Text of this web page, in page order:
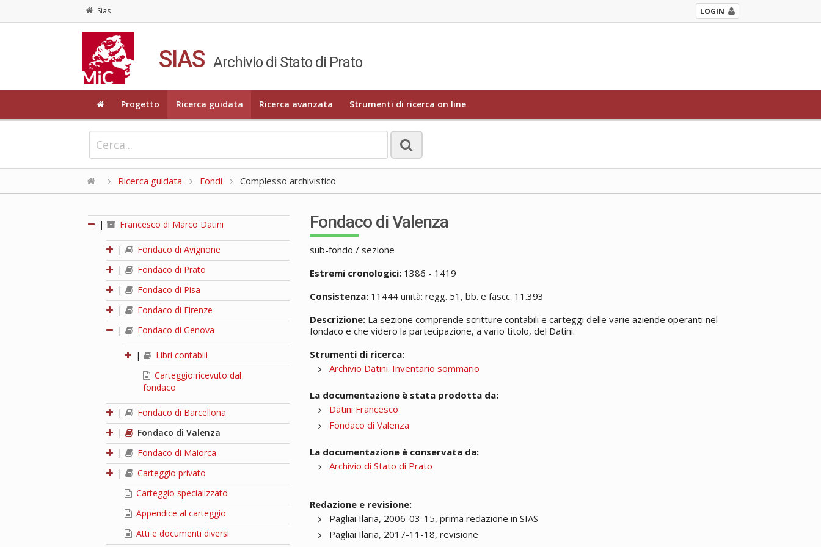
Sias LOGIN
SIAS Archivio di Stato di Prato
Progetto Ricerca guidata Ricerca avanzata Strumenti di ricerca on line
Ricerca guidata Fondi Complesso archivistico
| Francesco di Marco Datini
|
Fondaco di Avignone
|
Fondaco di Prato
|
Fondaco di Pisa
|
Fondaco di Firenze
|
Fondaco di Genova
|
Libri contabili
Carteggio ricevuto dal
fondaco
|
Fondaco di Barcellona
|
Fondaco di Valenza
|
Fondaco di Maiorca
|
Carteggio privato
Carteggio specializzato
Appendice al carteggio
Atti e documenti diversi
Fondaco di Valenza
sub-fondo / sezione
Estremi cronologici: 1386 - 1419
Consistenza: 11444 unità: regg. 51, bb. e fascc. 11.393
Descrizione: La sezione comprende scritture contabili e carteggi delle varie aziende operanti nel
fondaco e che videro la partecipazione, a vario titolo, del Datini.
Strumenti di ricerca:
Archivio Datini. Inventario sommario
La documentazione è stata prodotta da:
Datini Francesco
Fondaco di Valenza
La documentazione è conservata da:
Archivio di Stato di Prato
Redazione e revisione:
Pagliai Ilaria, 2006-03-15, prima redazione in SIAS
Pagliai Ilaria, 2017-11-18, revisione